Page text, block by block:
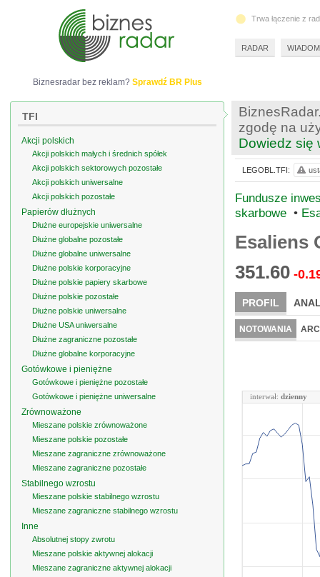
zgodę na
Dowiedz się
Fundusze
skarbowe •
Esaliens
351.60 -
PROFIL
NOTOWANIA
interwał: dzienny
LEGOBL.TFI:
Biznesradar bez reklam? Sprawdź BR Plus
TFI
Akcji polskich
Akcji polskich małych i średnich spółek
Akcji polskich sektorowych pozostałe
Akcji polskich uniwersalne
Akcji polskich pozostałe
Papierów dłużnych
Dłużne europejskie uniwersalne
Dłużne globalne pozostałe
Dłużne globalne uniwersalne
Dłużne polskie korporacyjne
Dłużne polskie papiery skarbowe
Dłużne polskie pozostałe
Dłużne polskie uniwersalne
Dłużne USA uniwersalne
Dłużne zagraniczne pozostałe
Dłużne globalne korporacyjne
Gotówkowe i pieniężne
Gotówkowe i pieniężne pozostałe
Gotówkowe i pieniężne uniwersalne
Zrównoważone
Mieszane polskie zrównoważone
Mieszane polskie pozostałe
Mieszane zagraniczne zrównoważone
Mieszane zagraniczne pozostałe
Stabilnego wzrostu
Mieszane polskie stabilnego wzrostu
Mieszane zagraniczne stabilnego wzrostu
Inne
Absolutnej stopy zwrotu
Mieszane polskie aktywnej alokacji
Mieszane zagraniczne aktywnej alokacji
Trwa łączenie z
RADAR